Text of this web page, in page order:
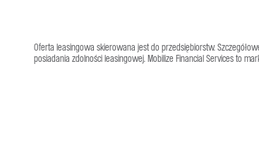
Oferta leasingowa skierowana jest do przedsiębiorstw.
posiadania zdolności leasingowej. Mobilize Financial Services to